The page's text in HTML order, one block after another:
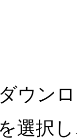
ウン
選択